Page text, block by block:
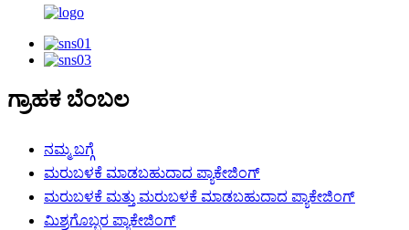
ಗ್ರಾಹಕ ಬೆಂಬಲ
ನಮ್ಮ ಬಗ್ಗೆ
ಮರುಬಳಕೆ ಮಾಡಬಹುದಾದ ಪ್ಯಾಕೇಜಿಂಗ್
ಮರುಬಳಕೆ ಮತ್ತು ಮರುಬಳಕೆ ಮಾಡಬಹುದಾದ ಪ್ಯಾಕೇಜಿಂಗ್
ಮಿಶ್ರಗೊಬ್ಬರ ಪ್ಯಾಕೇಜಿಂಗ್